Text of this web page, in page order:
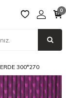
0
300*270